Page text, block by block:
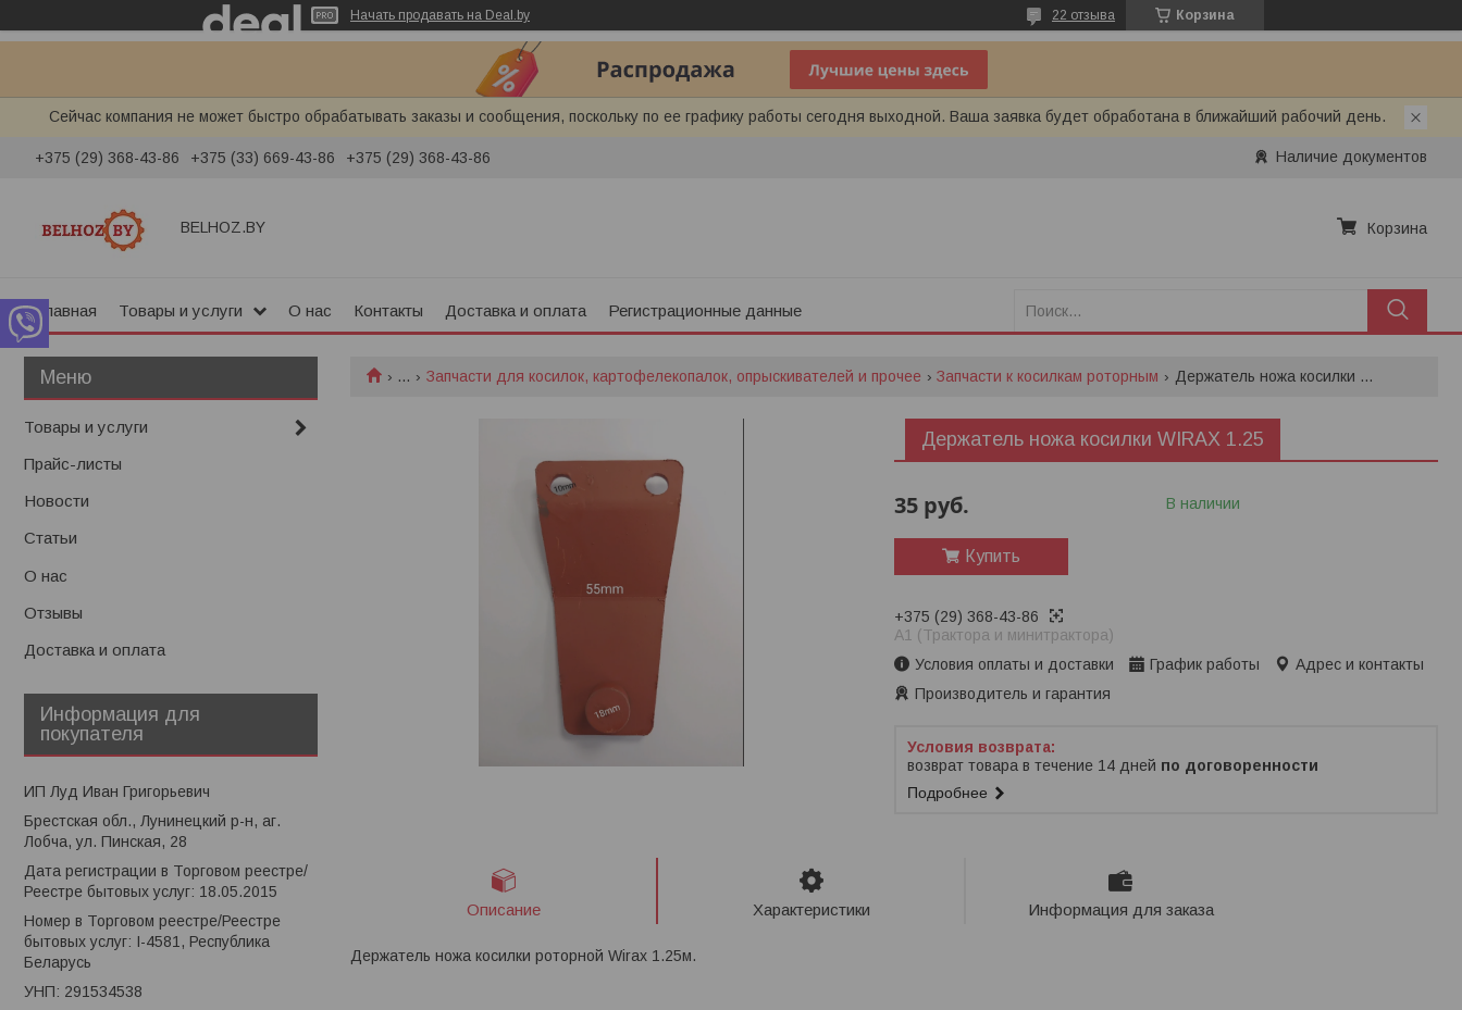
Начать продавать на Deal.by Корзина
22 отзыва
Сейчас компания не может быстро обрабатывать заказы и сообщения, поскольку по ее графику работы сегодня выходной. Ваша заявка будет обработана в ближайший рабочий день.
+375 (29) 368-43-86 +375 (33) 669-43-86 +375 (29) 368-43-86 Наличие документов
BELHOZ.BY Корзина
Главная Товары и услуги О нас Контакты Доставка и оплата Регистрационные данные
... Запчасти для косилок, картофелекопалок, опрыскивателей и прочее Запчасти к косилкам роторным Держатель ножа косилки wirax 1.25
Держатель ножа косилки WIRAX 1.25
35 руб. В наличии
Купить
+375 (29) 368-43-86
A1 (Трактора и минитрактора)
Условия оплаты и доставки
График работы
Адрес и контакты
Производитель и гарантия
возврат товара в течение 14 дней по договоренности
Подробнее
Описание Характеристики Информация для заказа
Держатель ножа косилки роторной Wirax 1.25м.
Товары и услуги
Прайс-листы
Новости
Статьи
О нас
Отзывы
Доставка и оплата
Информация для
покупателя
ИП Луд Иван Григорьевич
Брестская обл., Лунинецкий р-н, аг.
Лобча, ул. Пинская, 28
Дата регистрации в Торговом реестре/
Реестре бытовых услуг: 18.05.2015
Номер в Торговом реестре/Реестре
бытовых услуг: I-4581, Республика
Беларусь
УНП: 291534538